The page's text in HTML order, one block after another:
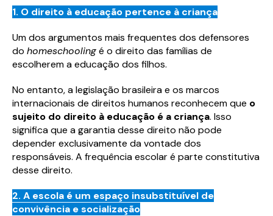
1. O direito à educação pertence à criança
Um dos argumentos mais frequentes dos defensores
do homeschoolingé o direito das famílias de
escolherem a educação dos filhos.
No entanto, a legislação brasileira e os marcos
internacionais de direitos humanos reconhecem que o
sujeito do direito à educação é a criança. Isso
significa que a garantia desse direito não pode
depender exclusivamente da vontade dos
responsáveis. A frequência escolar é parte constitutiva
desse direito.
2. A escola é um espaço insubstituível de
convivência e socialização